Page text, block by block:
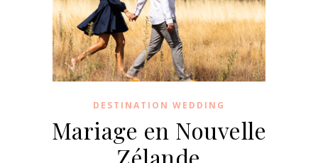
DESTINATION WEDDING
Mariage en Nouvelle